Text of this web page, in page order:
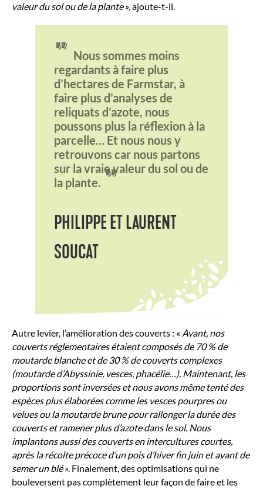
valeur du sol ou de la plante», ajoute-t-il.
" Nous sommes moins
regardants à faire plus
d’hectares de Farmstar, à
faire plus d’analyses de
reliquats d’azote, nous
poussons plus la réflexion à la
parcelle… Et nous nous y
retrouvons car nous partons
sur la vraie valeur du sol ou de
la plante. "
PHILIPPE ET LAURENT
SOUCAT
Autre levier, l’amélioration des couverts : « Avant, nos
couverts réglementaires étaient composés de 70 % de
moutarde blanche et de 30 % de couverts complexes
(moutarde d’Abyssinie, vesces, phacélie…). Maintenant, les
proportions sont inversées et nous avons même tenté des
espèces plus élaborées comme les vesces pourpres ou
velues ou la moutarde brune pour rallonger la durée des
couverts et ramener plus d’azote dans le sol. Nous
implantons aussi des couverts en intercultures courtes,
après la récolte précoce d’un pois d’hiver fin juin et avant de
semer un blé». Finalement, des optimisations qui ne
bouleversent pas complètement leur façon de faire et les